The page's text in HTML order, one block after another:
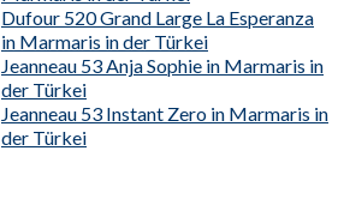
Dufour 520 Grand Large La Esperanza
in Marmaris in der Türkei
Jeanneau 53 Anja Sophie in Marmaris in
der Türkei
Jeanneau 53 Instant Zero in Marmaris in
der Türkei